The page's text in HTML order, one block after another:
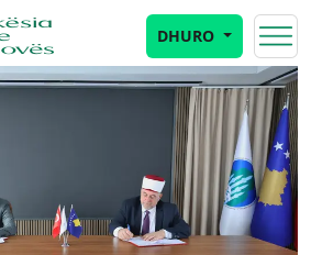
DHURO